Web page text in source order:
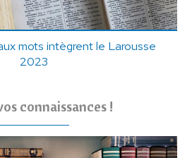
mots intègrent le Larousse
2023
connaissances !